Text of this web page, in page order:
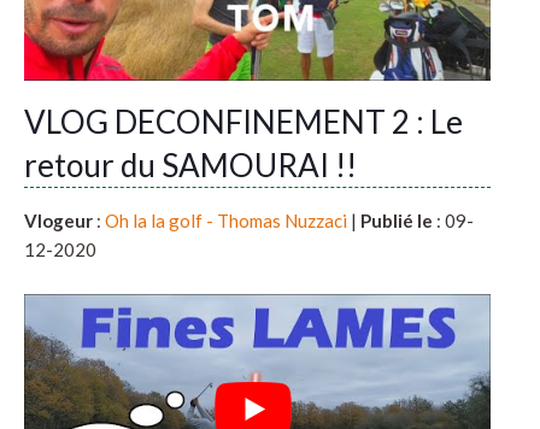
VLOG DECONFINEMENT 2 : Le
retour du SAMOURAI !!
Vlogeur : Oh la la golf - Thomas Nuzzaci | Publié le : 09-
12-2020